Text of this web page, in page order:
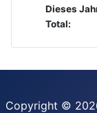
Dieses
Total:
Copyright ©